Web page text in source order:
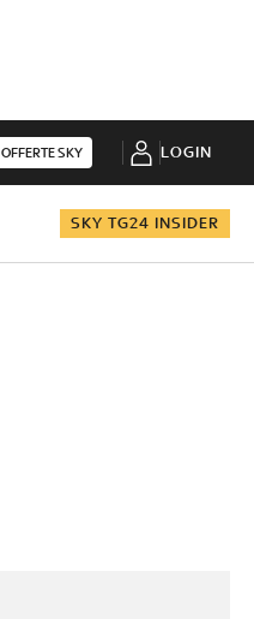
OFFERTE SKY LOGIN
SKY TG24 INSIDER